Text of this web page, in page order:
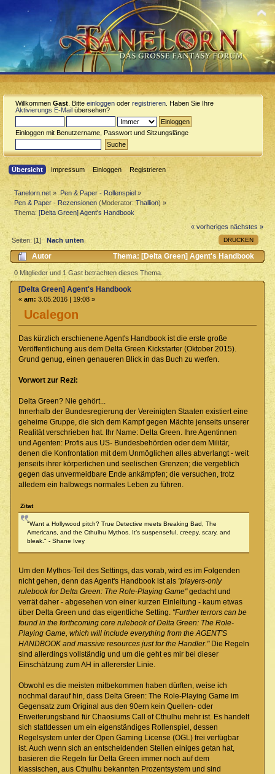
Willkommen Gast . Bitte einloggen oder registrieren . Haben Sie Ihre
Aktivierungs E-Mail übersehen?
Einloggen mit Benutzername, Passwort und Sitzungslänge
Übersicht Impressum Einloggen Registrieren
Tanelorn.net » Pen & Paper - Rollenspiel»
Pen & Paper - Rezensionen(Moderator:Thallion) »
Thema:[Delta Green] Agent's Handbook
« vorheriges nächstes »
DRUCKEN
Seiten: [1] Nach unten
Autor
Thema: [Delta Green] Agent's Handbook
(Gelesen 4899 mal)
0 Mitglieder und 1 Gast betrachten dieses Thema.
Ucalegon
[Delta Green] Agent's Handbook
« am: 3.05.2016 | 19:08 »
Das kürzlich erschienene Agent's Handbook ist die erste große
Veröffentlichung aus dem Delta Green Kickstarter (Oktober 2015).
Grund genug, einen genaueren Blick in das Buch zu werfen.
Vorwort zur Rezi:
Delta Green? Nie gehört...
Innerhalb der Bundesregierung der Vereinigten Staaten existiert eine
geheime Gruppe, die sich dem Kampf gegen Mächte jenseits unserer
Realität verschrieben hat. Ihr Name: Delta Green. Ihre Agentinnen
und Agenten: Profis aus US- Bundesbehörden oder dem Militär,
denen die Konfrontation mit dem Unmöglichen alles abverlangt - weit
jenseits ihrer körperlichen und seelischen Grenzen; die vergeblich
gegen das unvermeidbare Ende ankämpfen; die versuchen, trotz
alledem ein halbwegs normales Leben zu führen.
Zitat
"Want a Hollywood pitch? True Detective meets Breaking Bad, The
Americans, and the Cthulhu Mythos. It’s suspenseful, creepy, scary, and
bleak." - Shane Ivey
Um den Mythos-Teil des Settings, das vorab, wird es im Folgenden
nicht gehen, denn das Agent's Handbook ist als "players-only
rulebook for Delta Green: The Role-Playing Game"gedacht und
verrät daher - abgesehen von einer kurzen Einleitung - kaum etwas
über Delta Green und das eigentliche Setting. "Further terrors can be
found in the forthcoming core rulebook of Delta Green: The Role-
Playing Game, which will include everything from the AGENT'S
HANDBOOK and massive resources just for the Handler."Die Regeln
sind allerdings vollständig und um die geht es mir bei dieser
Einschätzung zum AH in allererster Linie.
Obwohl es die meisten mitbekommen haben dürften, weise ich
nochmal darauf hin, dass Delta Green: The Role-Playing Game im
Gegensatz zum Original aus den 90ern kein Quellen- oder
Erweiterungsband für Chaosiums Call of Cthulhu mehr ist. Es handelt
sich stattdessen um ein eigenständiges Rollenspiel, dessen
Regelsystem unter der Open Gaming License (OGL) frei verfügbar
ist. Auch wenn sich an entscheidenden Stellen einiges getan hat,
basieren die Regeln für Delta Green immer noch auf dem
klassischen, aus Cthulhu bekannten Prozentsystem und sind